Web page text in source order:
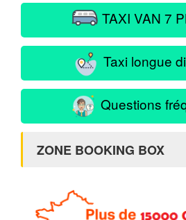
TAXI VAN 7
Taxi longue
Questions
ZONE BOOKING BOX